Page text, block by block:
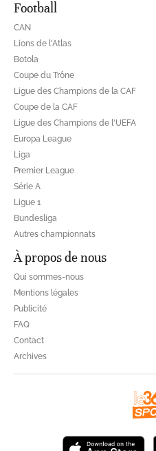
Football
CAN
Lions de l'Atlas
Botola
Coupe du Trône
Ligue des Champions de la CAF
Coupe de la CAF
Ligue des Champions de l'UEFA
Europa League
Liga
Premier League
Série A
Ligue 1
Bundesliga
Autres championnats
À propos de nous
Qui sommes-nous
Mentions légales
Publicité
FAQ
Contact
Archives